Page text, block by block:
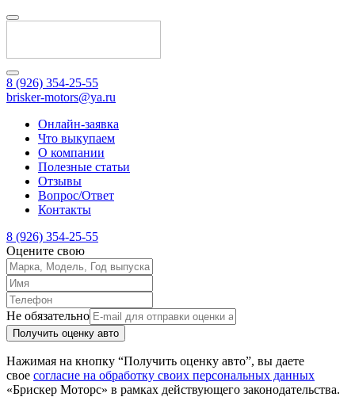
8 (926) 354-25-55
brisker-motors@ya.ru
Онлайн-заявка
Что выкупаем
О компании
Полезные статьи
Отзывы
Вопрос/Ответ
Контакты
8 (926) 354-25-55
Оцените свою
Не обязательно
Получить оценку авто
Нажимая на кнопку “Получить оценку авто”, вы даете
свое согласие на обработку своих персональных данных
«Брискер Моторс» в рамках действующего законодательства.